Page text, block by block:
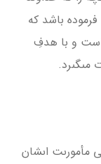
باشد که
است و با هدفِ
مأمورىت اىشان